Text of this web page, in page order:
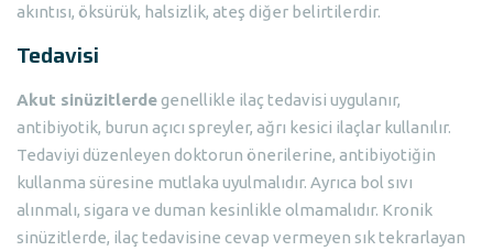
akıntısı, öksürük, halsizlik, ateş diğer belirtilerdir.
Tedavisi
Akut sinüzitlerdegenellikle ilaç tedavisi uygulanır,
antibiyotik, burun açıcı spreyler, ağrı kesici ilaçlar kullanılır.
Tedaviyi düzenleyen doktorun önerilerine, antibiyotiğin
kullanma süresine mutlaka uyulmalıdır. Ayrıca bol sıvı
alınmalı, sigara ve duman kesinlikle olmamalıdır. Kronik
sinüzitlerde, ilaç tedavisine cevap vermeyen sık tekrarlayan